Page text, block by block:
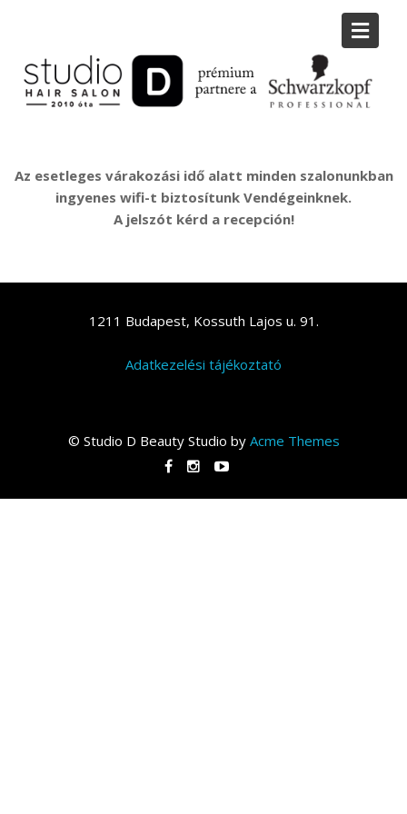
content
Az esetleges várakozási idő alatt minden szalonunkban
ingyenes wifi-t biztosítunk Vendégeinknek.
A jelszót kérd a recepción!
1211 Budapest, Kossuth Lajos u. 91.
Adatkezelési tájékoztató
© Studio D Beauty Studio by Acme Themes